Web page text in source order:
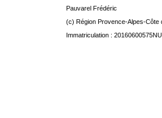
Pauvarel Frédéric
(c) Région Provence-Alpes-Côte
Immatriculation :